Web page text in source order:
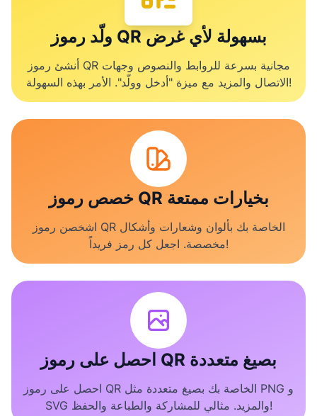
ولّد رموز QR بسهولة لأي غرض
أنشئ رموز QR مجانية بسرعة للروابط والنصوص وجهات
الاتصال والمزيد مع ميزة "أدخل وولّد". الأمر بهذه السهولة!
خصص رموز QR بخيارات ممتعة
اشخصن رموز QR الخاصة بك بألوان وشعارات وأشكال
مخصصة. اجعل كل رمز فريداً!
احصل على رموز QR بصيغ متعددة
احصل على رموز QR الخاصة بك بصيغ متعددة مثل PNG و
SVG والمزيد. مثالي للمشاركة والطباعة والحفظ!